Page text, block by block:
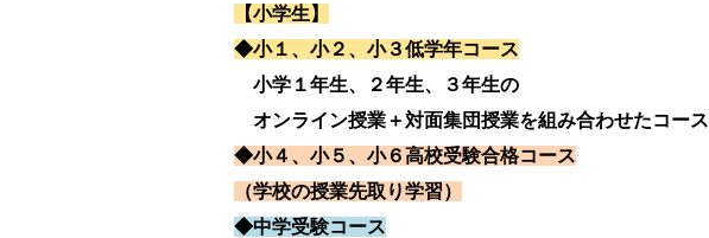
【小学生】
◆小１、小２、小３低学年コース
小学１年生、２年生、３年生の
オンライン授業＋対面集団授業を組み合わせたコース
◆小４、小５、小６高校受験合格コース
（学校の授業先取り学習）
◆中学受験コース